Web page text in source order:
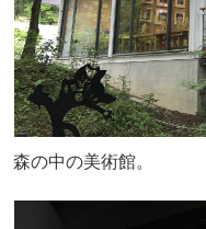
森の中の美術館。